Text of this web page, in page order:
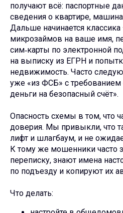
получают всё: паспортные
сведения о квартире,
Дальше начинается
микрозаймов на ваше имя,
сим‑карты по электронной
на выписку из ЕГРН и
недвижимость. Часто
уже «из ФСБ» с требованием
деньги на безопасный счёт».
Опасность схемы в том, что
доверия. Мы привыкли, что
лифт и шлагбаум, и не
К тому же мошенники часто
переписку, знают имена
по подъезду и копируют их
Что делать: